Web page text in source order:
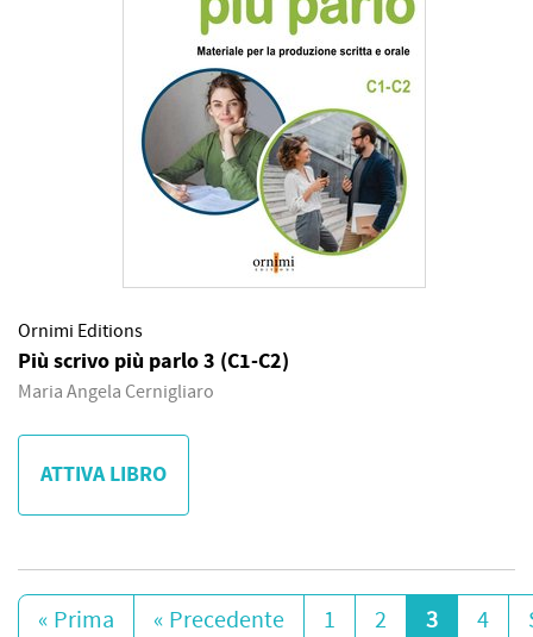
Ornimi Editions
Più scrivo più parlo 3 (C1-C2)
Maria Angela Cernigliaro
ATTIVA LIBRO
« Prima « Precedente 1 2 3 4